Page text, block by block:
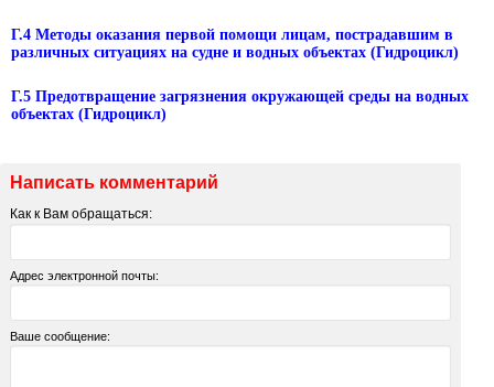
Г.4 Методы оказания первой помощи лицам, пострадавшим в
различных ситуациях на судне и водных объектах (Гидроцикл)
Г.5 Предотвращение загрязнения окружающей среды на водных
объектах (Гидроцикл)
Написать комментарий
Как к Вам обращаться:
Адрес электронной почты:
Ваше сообщение: